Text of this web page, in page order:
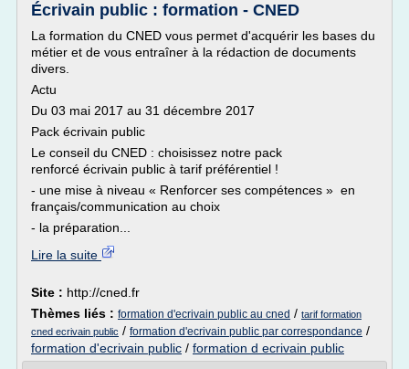
Écrivain public : formation - CNED
La formation du CNED vous permet d'acquérir les bases du
métier et de vous entraîner à la rédaction de documents
divers.
Actu
Du 03 mai 2017 au 31 décembre 2017
Pack écrivain public
Le conseil du CNED : choisissez notre pack
renforcé écrivain public à tarif préférentiel !
- une mise à niveau « Renforcer ses compétences » en
français/communication au choix
- la préparation...
Lire la suite
Site : http://cned.fr
Thèmes liés : formation d'ecrivain public au cned / tarif formation
cned ecrivain public / formation d'ecrivain public par correspondance /
formation d'ecrivain public / formation d ecrivain public